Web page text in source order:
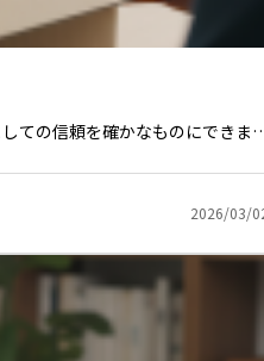
ての信頼を確かなものにできま
2026/03/